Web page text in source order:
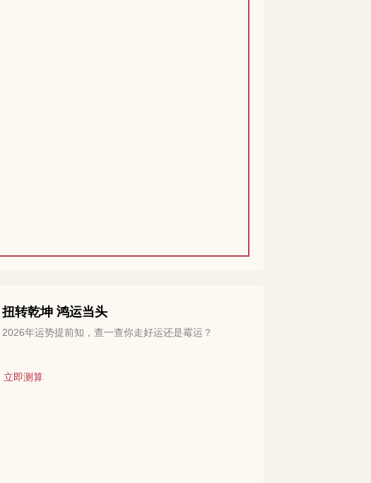
扭转乾坤 鸿运当头
2026年运势提前知，查一查你走好运还是霉运？
立即测算